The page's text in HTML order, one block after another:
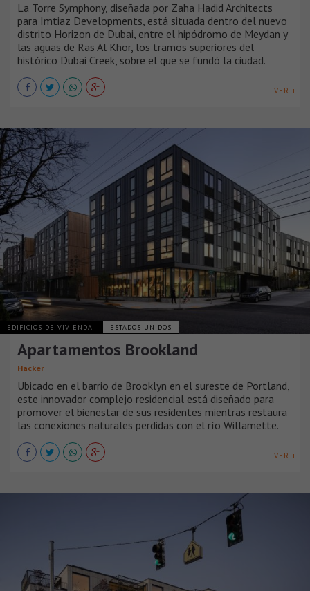
La Torre Symphony, diseñada por Zaha Hadid Architects
para Imtiaz Developments, está situada dentro del nuevo
distrito Horizon de Dubai, entre el hipódromo de Meydan y
las aguas de Ras Al Khor, los tramos superiores del
histórico Dubai Creek, sobre el que se fundó la ciudad.
VER +
EDIFICIOS DE VIVIENDA ESTADOS UNIDOS
Apartamentos Brookland
Hacker
Ubicado en el barrio de Brooklyn en el sureste de Portland,
este innovador complejo residencial está diseñado para
promover el bienestar de sus residentes mientras restaura
las conexiones naturales perdidas con el río Willamette.
VER +